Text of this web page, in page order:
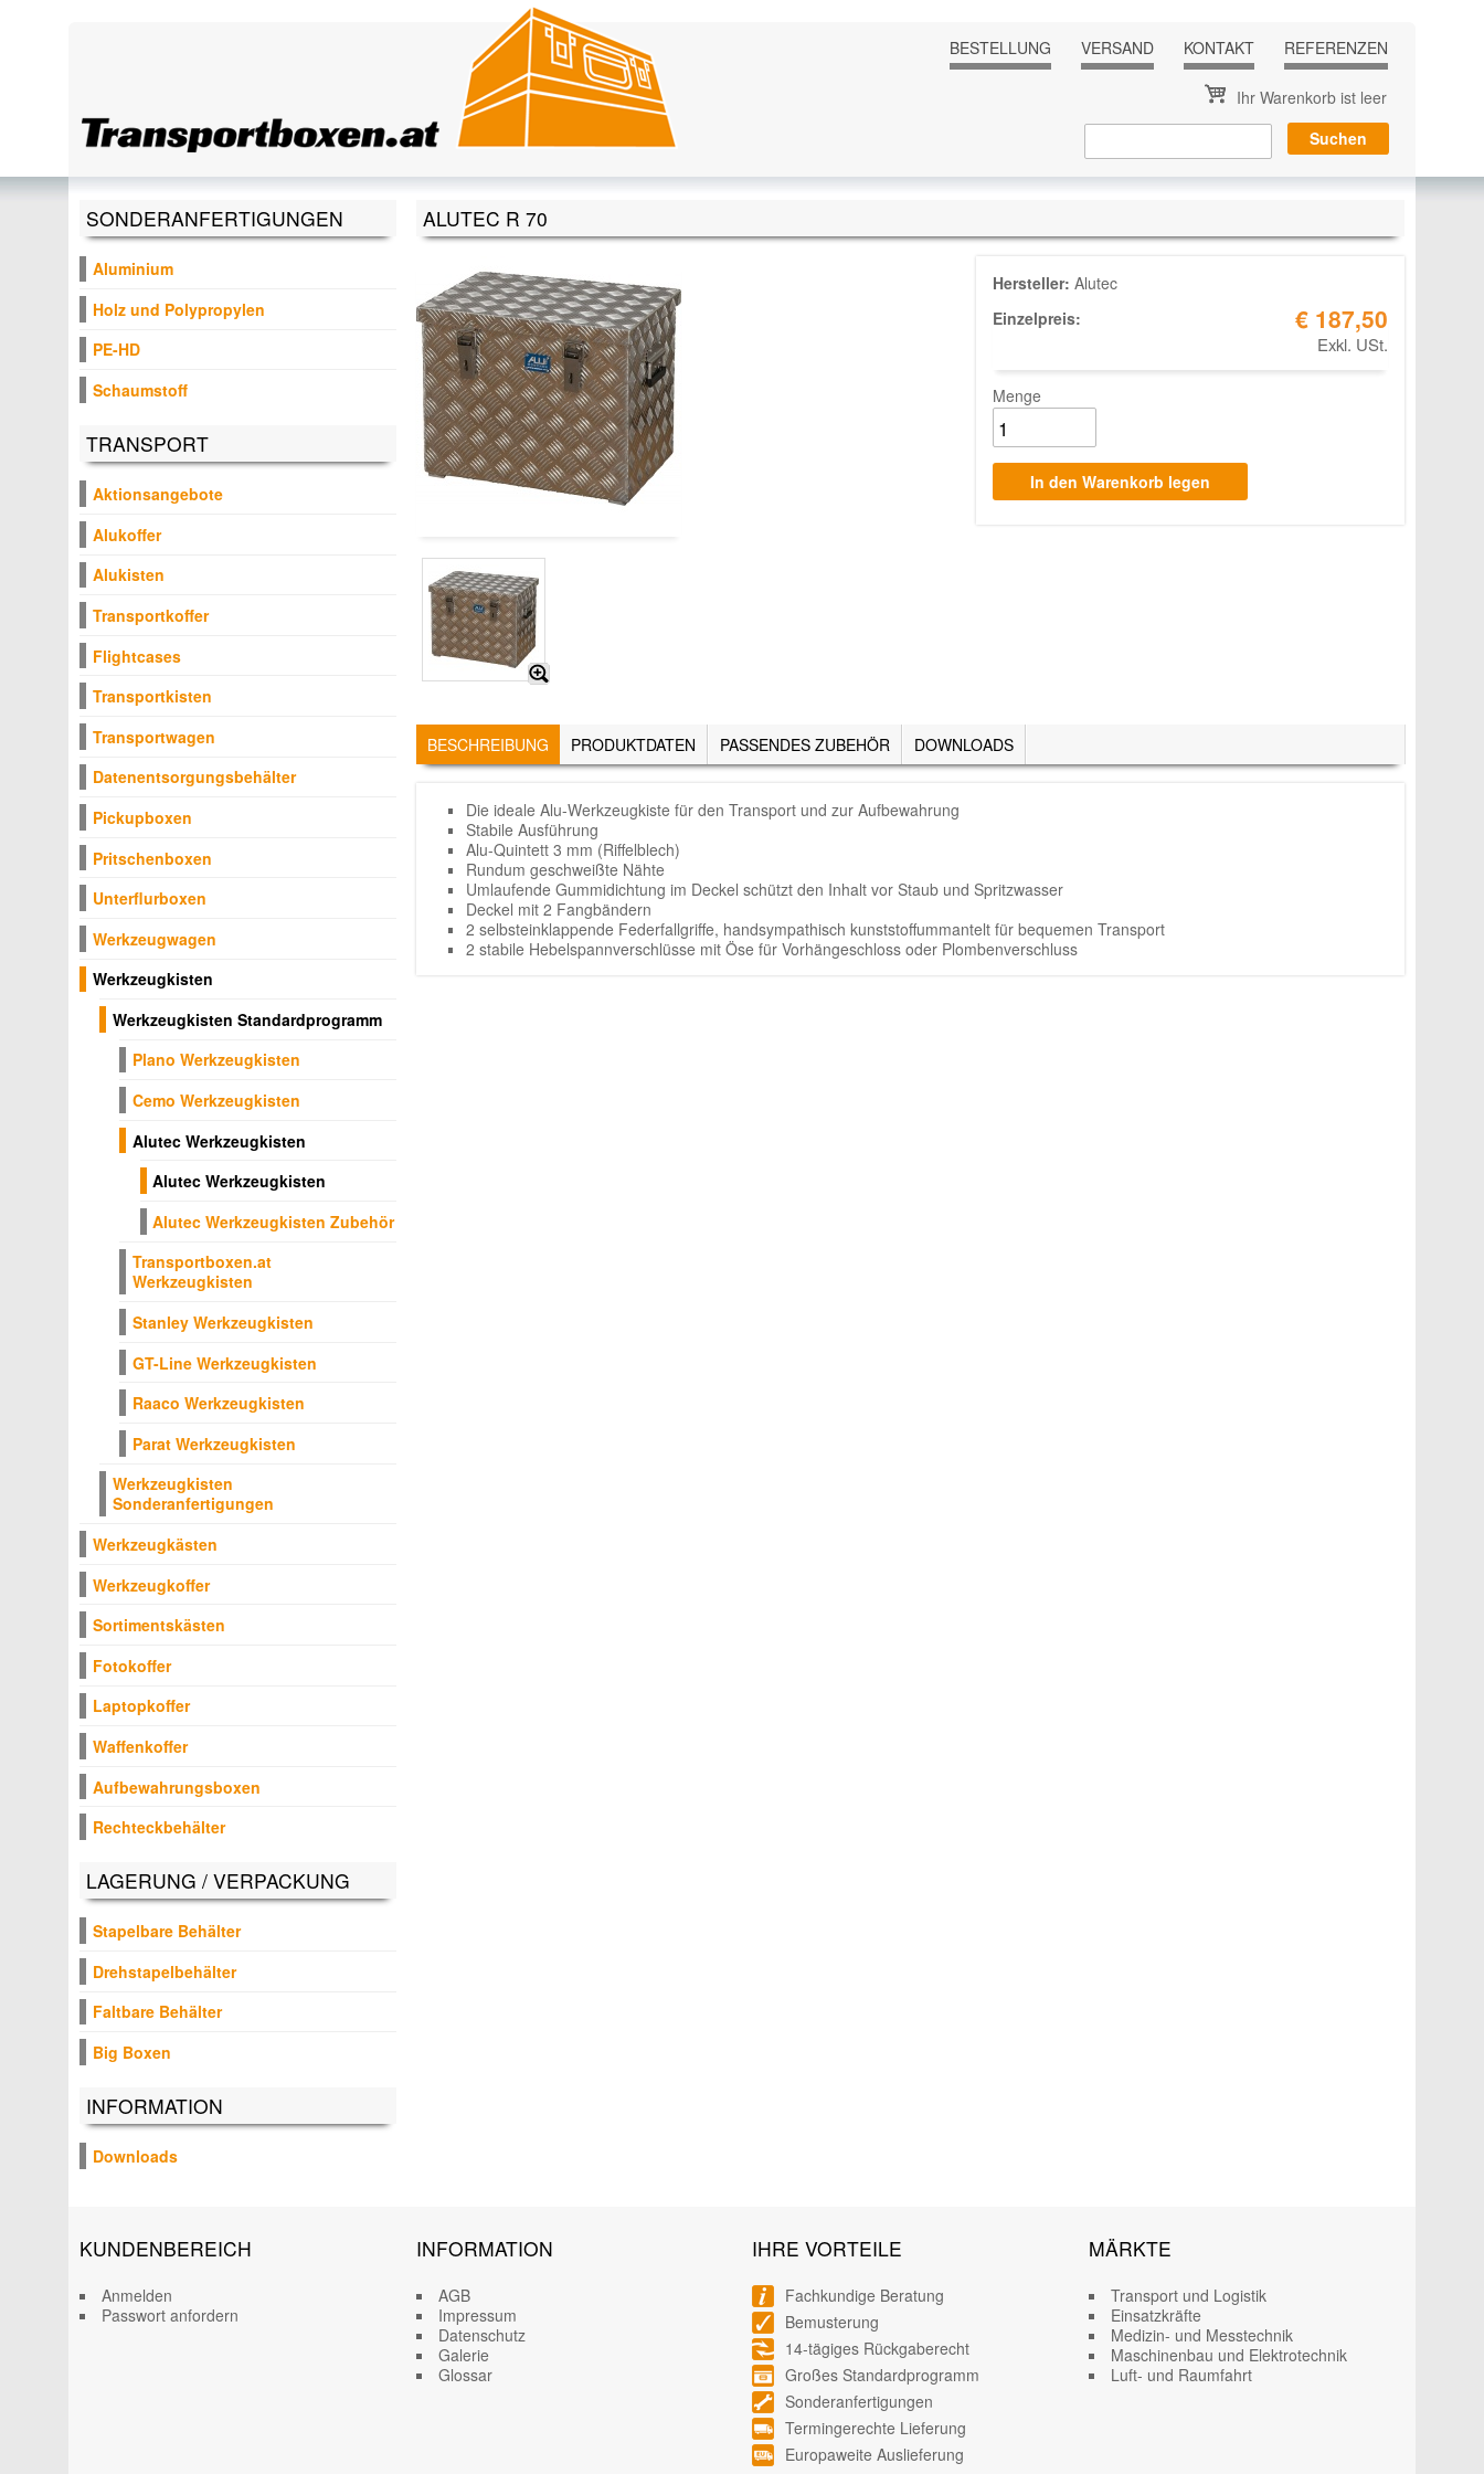
BESTELLUNG
VERSAND KONTAKT REFERENZEN
Ihr Warenkorb ist leer
ALUTEC R 70
Hersteller: Alutec
Einzelpreis:
€ 187,50
Exkl. USt.
Menge
TABS
BESCHREIBUNG (AKTIVER
REITER)
PRODUKTDATEN PASSENDES ZUBEHÖR DOWNLOADS
Die ideale Alu-Werkzeugkiste für den Transport und zur Aufbewahrung
Stabile Ausführung
Alu-Quintett 3 mm (Riffelblech)
Rundum geschweißte Nähte
Umlaufende Gummidichtung im Deckel schützt den Inhalt vor Staub und Spritzwasser
Deckel mit 2 Fangbändern
2 selbsteinklappende Federfallgriffe, handsympathisch kunststoffummantelt für bequemen Transport
2 stabile Hebelspannverschlüsse mit Öse für Vorhängeschloss oder Plombenverschluss
SONDERANFERTIGUNGEN
Aluminium
Holz und Polypropylen
PE-HD
Schaumstoff
TRANSPORT
Aktionsangebote
Alukoffer
Alukisten
Transportkoffer
Flightcases
Transportkisten
Transportwagen
Datenentsorgungsbehälter
Pickupboxen
Pritschenboxen
Unterflurboxen
Werkzeugwagen
Werkzeugkisten
Werkzeugkisten Standardprogramm
Plano Werkzeugkisten
Cemo Werkzeugkisten
Alutec Werkzeugkisten
Alutec Werkzeugkisten
Alutec Werkzeugkisten Zubehör
Transportboxen.at
Werkzeugkisten
Stanley Werkzeugkisten
GT-Line Werkzeugkisten
Raaco Werkzeugkisten
Parat Werkzeugkisten
Werkzeugkisten
Sonderanfertigungen
Werkzeugkästen
Werkzeugkoffer
Sortimentskästen
Fotokoffer
Laptopkoffer
Waffenkoffer
Aufbewahrungsboxen
Rechteckbehälter
LAGERUNG / VERPACKUNG
Stapelbare Behälter
Drehstapelbehälter
Faltbare Behälter
Big Boxen
INFORMATION
Downloads
KUNDENBEREICH
Anmelden
Passwort anfordern
INFORMATION
AGB
Impressum
Datenschutz
Galerie
Glossar
IHRE VORTEILE
Fachkundige Beratung
Bemusterung
14-tägiges Rückgaberecht
Großes Standardprogramm
Sonderanfertigungen
Termingerechte Lieferung
Europaweite Auslieferung
MÄRKTE
Transport und Logistik
Einsatzkräfte
Medizin- und Messtechnik
Maschinenbau und Elektrotechnik
Luft- und Raumfahrt